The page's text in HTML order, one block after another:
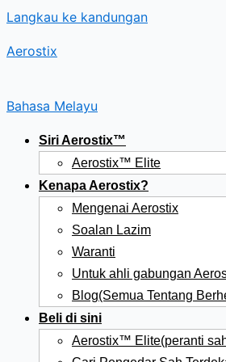
Langkau ke kandungan
Aerostix
Bahasa Melayu
Siri Aerostix™
Aerostix™ Elite
Kenapa Aerostix?
Mengenai Aerostix
Soalan Lazim
Waranti
Untuk ahli gabungan
Blog(Semua Tentang
Beli di sini
Aerostix™ Elite(peranti